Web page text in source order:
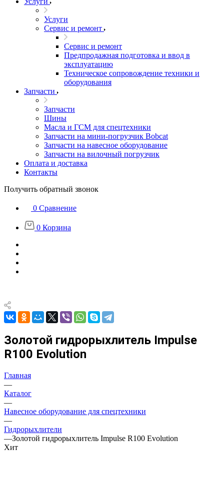
Услуги
Сервис и ремонт
Сервис и ремонт
Предпродажная подготовка и ввод в
эксплуатацию
Техническое сопровождение техники и
оборудования
Запчасти
Запчасти
Шины
Масла и ГСМ для спецтехники
Запчасти на мини-погрузчик Bobcat
Запчасти на навесное оборудование
Запчасти на вилочный погрузчик
Оплата и доставка
Контакты
Получить обратный звонок
0 Сравнение
0 Корзина
Золотой гидрорыхлитель Impulse
R100 Evolution
Главная
—
Каталог
—
Навесное оборудование для спецтехники
—
Гидрорыхлители
—Золотой гидрорыхлитель Impulse R100 Evolution
Хит